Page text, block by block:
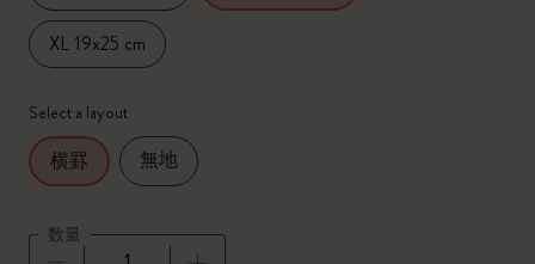
XL 19x25 cm
Select a layout
横罫 無地
数量